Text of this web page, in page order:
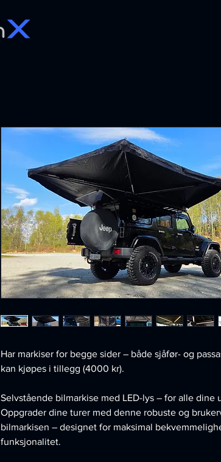
Har markiser for begge sider – både sjåfør- og
kan kjøpes i tillegg (4000 kr).
Selvstående bilmarkise med LED-lys – for alle dine
Oppgrader dine turer med denne robuste og
bilmarkisen – designet for maksimal
funksjonalitet.